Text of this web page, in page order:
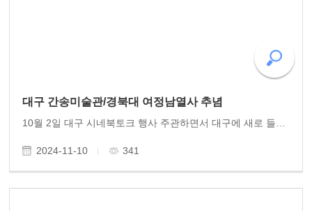
대구 간송미술관/경북대 여정남열사 추념
2024-11-10 341